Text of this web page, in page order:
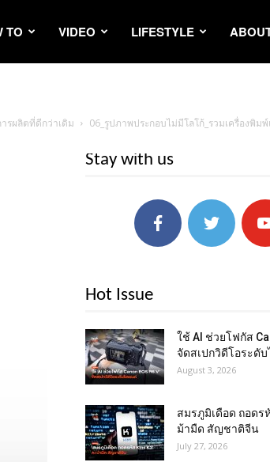
TO VIDEO LIFESTYLE
รผลิตที่ดีกว่าเดิม
06_รูปภาพประกอบไม่มีโลโก้_รวมเครื่องพิม
Stay with us
Hot Issue
ใช้ AI ช่วยโฟกัส
จัดสเปกวิดีโอระดับ
August 3, 2026
สมรภูมิเดือด ถอดร
ม้ามืด สัญชาติจีน
July 27, 2026